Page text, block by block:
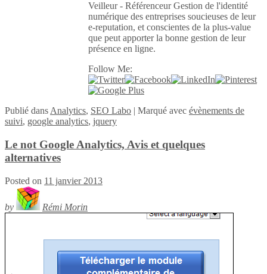
Veilleur - Référenceur Gestion de l'identité
numérique des entreprises soucieuses de leur
e-reputation, et conscientes de la plus-value
que peut apporter la bonne gestion de leur
présence en ligne.
Follow Me:
Publié dans Analytics, SEO Labo | Marqué avec évènements de
suivi, google analytics, jquery
Le not Google Analytics, Avis et quelques
alternatives
Posted on 11 janvier 2013
by Rémi Morin